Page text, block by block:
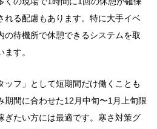
れる配慮もあります。特に大手イベ
の待機所で休憩できるシステムを取
す。
ッフ」として短期間だけ働くことも
期間に合わせた12月中旬〜1月上旬限
ぎたい方には最適です。寒さ対策グ